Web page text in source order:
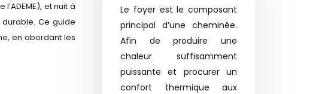
et nuit à
Ce guide
en abordant les
Le foyer est le composant
principal d’une cheminée.
Afin de produire une
chaleur suffisamment
puissante et procurer un
confort thermique aux